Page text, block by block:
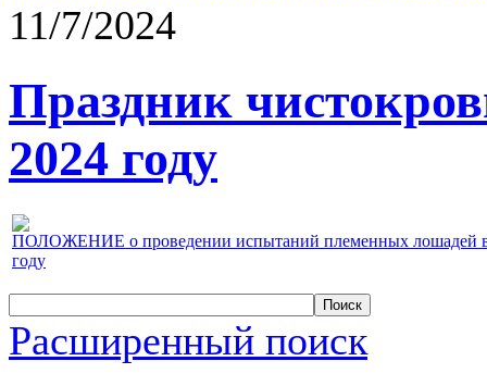
11/7/2024
Праздник
2024 году
ПОЛОЖЕНИЕ о проведении испытаний племенных лошадей
году
Расширенный поиск